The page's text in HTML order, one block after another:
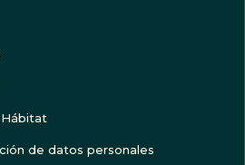
de datos personales